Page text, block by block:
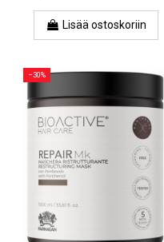
Lisää ostoskoriin
−30%